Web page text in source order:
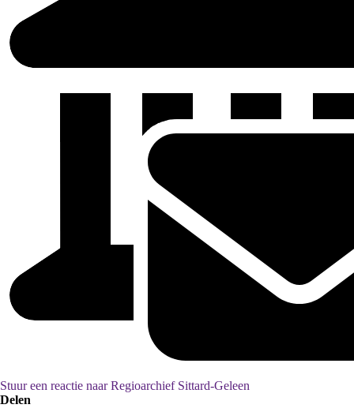
Stuur een reactie naar Regioarchief Sittard-Geleen
Delen